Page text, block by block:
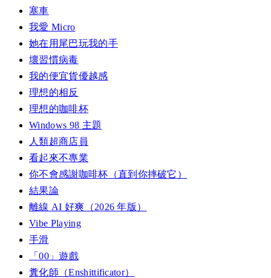
塞車
我愛 Micro
她在用尾巴玩我的手
壞習慣病毒
我的便宜貨優越感
理想的相反
理想的咖啡杯
Windows 98 主題
人類超商店員
看起來不專業
你不會感謝咖啡杯（直到你摔破它）
結果論
離線 AI 好爽（2026 年版）
Vibe Playing
手滑
「00」遊戲
糞化師（Enshittificator）